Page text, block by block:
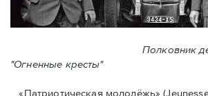
Полковник
"Огненные кресты"
«Патриотическая молодёжь»